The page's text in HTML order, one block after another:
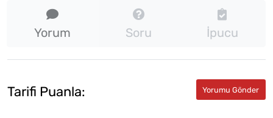
Yorum Soru İpucu
Tarifi Puanla: